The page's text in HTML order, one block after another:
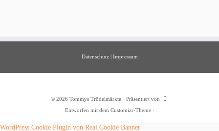
Datenschutz| Impressum
· © 2026 Tommys Trödelmärkte · Präsentiert von
·
Entworfen mit dem Customizr-Theme·
WordPress Cookie Plugin von Real Cookie Banner